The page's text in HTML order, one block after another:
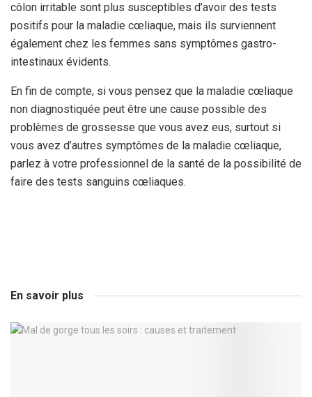
côlon irritable sont plus susceptibles d’avoir des tests
positifs pour la maladie cœliaque, mais ils surviennent
également chez les femmes sans symptômes gastro-
intestinaux évidents.
En fin de compte, si vous pensez que la maladie cœliaque
non diagnostiquée peut être une cause possible des
problèmes de grossesse que vous avez eus, surtout si
vous avez d’autres symptômes de la maladie cœliaque,
parlez à votre professionnel de la santé de la possibilité de
faire des tests sanguins cœliaques.
En savoir plus